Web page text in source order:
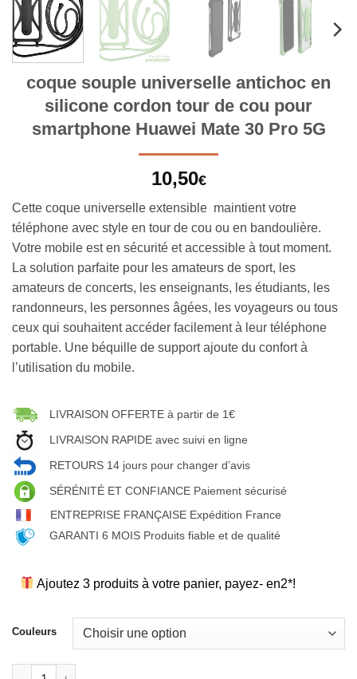
coque souple universelle antichoc en
silicone cordon tour de cou pour
smartphone Huawei Mate 30 Pro 5G
10,50€
Cette coque universelle extensible maintient votre
téléphone avec style en tour de cou ou en bandoulière.
Votre mobile est en sécurité et accessible à tout moment.
La solution parfaite pour les amateurs de sport, les
amateurs de concerts, les enseignants, les étudiants, les
randonneurs, les personnes âgées, les voyageurs ou tous
ceux qui souhaitent accéder facilement à leur téléphone
portable. Une béquille de support ajoute du confort à
l’utilisation du mobile.
LIVRAISON OFFERTE à partir de 1€
LIVRAISON RAPIDE avec suivi en ligne
RETOURS 14 jours pour changer d’avis
SÉRÉNITÉ ET CONFIANCE Paiement sécurisé
ENTREPRISE FRANÇAISE Expédition France
GARANTI 6 MOIS Produits fiable et de qualité
Ajoutez 3 produits à votre panier, payez- en2*!
Couleurs
quantité de coque souple universelle antichoc en silicone